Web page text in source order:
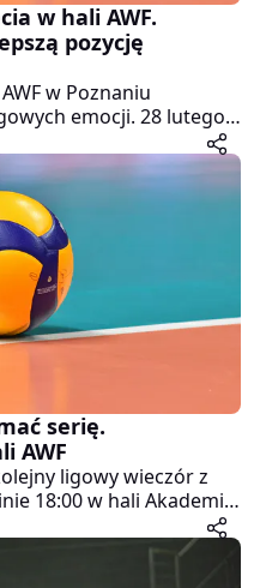
w hali AWF.
pozycję
w Poznaniu
emocji. 28 lutego
ostatnie spotkanie
kobiet. Enea
UKS Szamotulanin,
prestiż, ale przede
przed fazą play-off.
serię.
AWF
ligowy wieczór z
18:00 w hali Akademii
Energetyk Poznań
Wielkopolski w spotkaniu